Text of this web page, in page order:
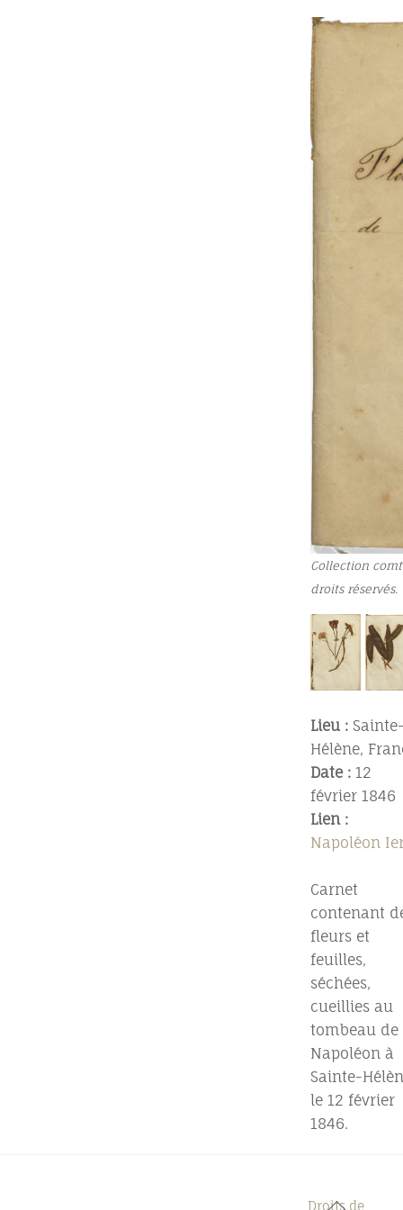
Collection
droits réservés.
Lieu :
Hélène,
Date : 12
février 1846
Lien :
Napoléon
Carnet
contenant
fleurs et
feuilles,
séchées,
cueillies au
tombeau de
Napoléon à
Sainte-
le 12 février
1846.
Back
Droits de